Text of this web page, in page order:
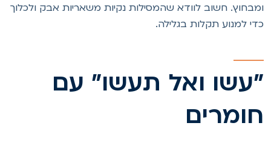
חשוב לוודא שהמסילות נקיות משאריות אבק ולכלוך
למנוע תקלות בגלילה.
ואל תעשו" עם